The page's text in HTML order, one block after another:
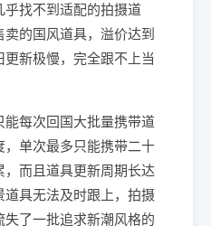
找不到适配的拍摄道
的国风道具，溢价达到
新极慢，完全跟不上当
每次回国大批量携带道
单次最多只能携带二十
而且道具更新周期长达
具无法及时跟上，拍摄
了一批追求新潮风格的